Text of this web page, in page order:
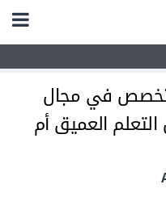
في مجال
العميق أم